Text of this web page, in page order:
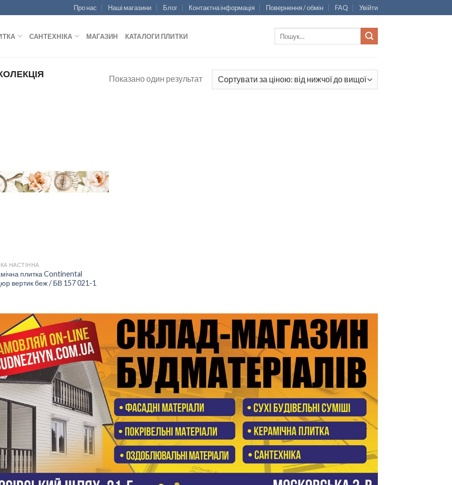
Про нас Наші магазини Блог Контактна інформація Повернення / обмін FAQ Увійти
САНТЕХНІКА МАГАЗИН КАТАЛОГИ ПЛИТКИ
Показано один результат
СПИСКУ
БАЖАНЬ
НАСТІННА
плитка Continental
вертик беж / БВ 157 021-1